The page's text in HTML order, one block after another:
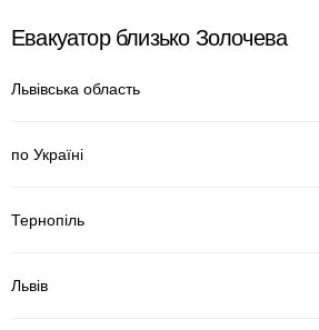
Евакуатор близько Золочева
Львівська область
по Україні
Тернопіль
Львів